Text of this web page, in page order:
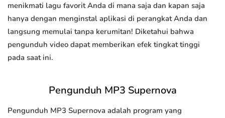
menikmati lagu favorit Anda di mana saja dan kapan saja
hanya dengan menginstal aplikasi di perangkat Anda dan
langsung memulai tanpa kerumitan! Diketahui bahwa
pengunduh video dapat memberikan efek tingkat tinggi
pada saat ini.
Pengunduh MP3 Supernova
Pengunduh MP3 Supernova adalah program yang